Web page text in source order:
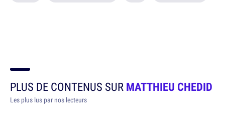
PLUS DE CONTENUS SURMATTHIEU CHEDID
Les plus lus par nos lecteurs